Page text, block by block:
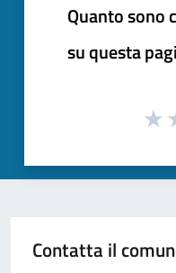
Quanto sono
su questa
Contatta il